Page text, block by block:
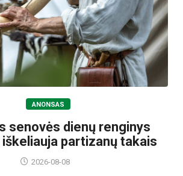
ANONSAS
senovės dienų renginys
partizanų takais
2026-08-08